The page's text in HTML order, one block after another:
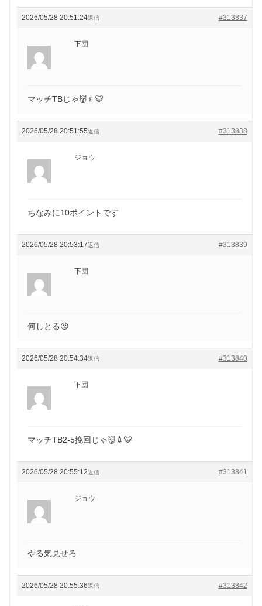
2026/05/28 20:51:24 #313837
返信
下団
マッチTBじゃ👹💉🐯
2026/05/28 20:51:55 #313838
返信
ジョウ
ちなみに10ポイントです
2026/05/28 20:53:17 #313839
返信
下団
何しとる😡
2026/05/28 20:54:34 #313840
返信
下団
マッチTB2-5挽回じゃ👹💉🐯
2026/05/28 20:55:12 #313841
返信
ジョウ
やる気見せろ
2026/05/28 20:55:36 #313842
返信